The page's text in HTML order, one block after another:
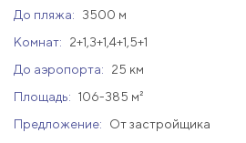
До пляжа:
3500 м
Комнат:
2+1,3+1,4+1,5+1
До аэропорта:
25 км
Площадь: 106-385 м²
Предложение:
От застройщика